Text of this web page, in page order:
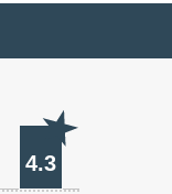
4.3